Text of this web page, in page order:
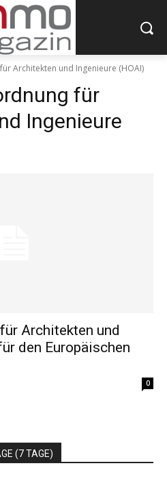
Architekten und Ingenieure (HOAI)
für
Ingenieure
Architekten und
den Europäischen
0
(7 TAGE)